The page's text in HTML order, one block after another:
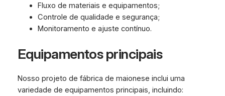
Fluxo de materiais e equipamentos;
Controle de qualidade e segurança;
Monitoramento e ajuste contínuo.
Equipamentos principais
Nosso projeto de fábrica de maionese inclui uma
variedade de equipamentos principais, incluindo: